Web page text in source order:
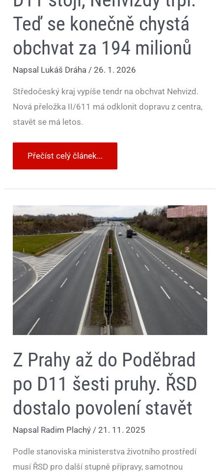
Teď se konečně chystá
obchvat za 194 milionů
Napsal Lukáš Dráha/26. 1. 2026
Středočeský kraj vypíše tendr na obchvat Nehvizd.
Nová přeložka II/611 má odklonit dopravu z centra,
stavět se má letos.
Přečíst celý článek...
Z Prahy až do Poděbrad
po D11 šesti pruhy. ŘSD
dostalo povolení stavět
Napsal Radim Plachý /21. 11. 2025
Podle stanoviska ministerstva životního prostředí
musí ŘSD pro další stupně přípravy, samotnou
Prahy
až
do
Poděbrad
po
D11
šesti
pruhy.
ŘSD
dostalo
povolení